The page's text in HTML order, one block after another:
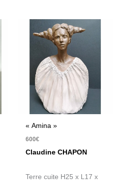
« Amina »
600€
Claudine CHAPON
Terre cuite H25 x L17 x